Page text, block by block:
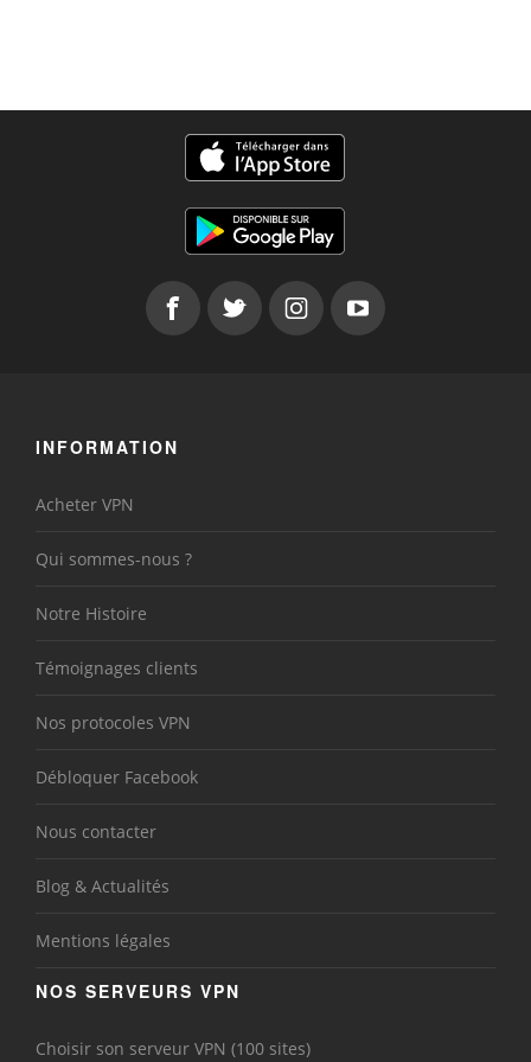
INFORMATION
Acheter VPN
Qui sommes-nous ?
Notre Histoire
Témoignages clients
Nos protocoles VPN
Débloquer Facebook
Nous contacter
Blog & Actualités
Mentions légales
NOS SERVEURS VPN
Choisir son serveur VPN (100 sites)